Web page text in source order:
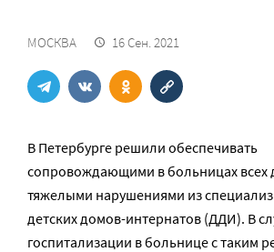
МОСКВА 16 Сен. 2021
В Петербурге решили обеспечивать
сопровождающими в больницах всех
тяжелыми нарушениями из
детских домов-интернатов (ДДИ). В
госпитализации в больнице с таким